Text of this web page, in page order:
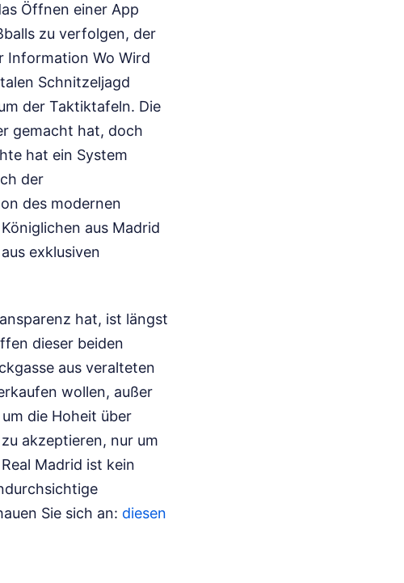
Öffnen einer App
zu verfolgen, der
Information Wo Wird
Schnitzeljagd
der Taktiktafeln. Die
gemacht hat, doch
hat ein System
der
des modernen
aus Madrid
exklusiven
hat, ist längst
dieser beiden
aus veralteten
wollen, außer
die Hoheit über
akzeptieren, nur um
Madrid ist kein
Sie sich an: diesen